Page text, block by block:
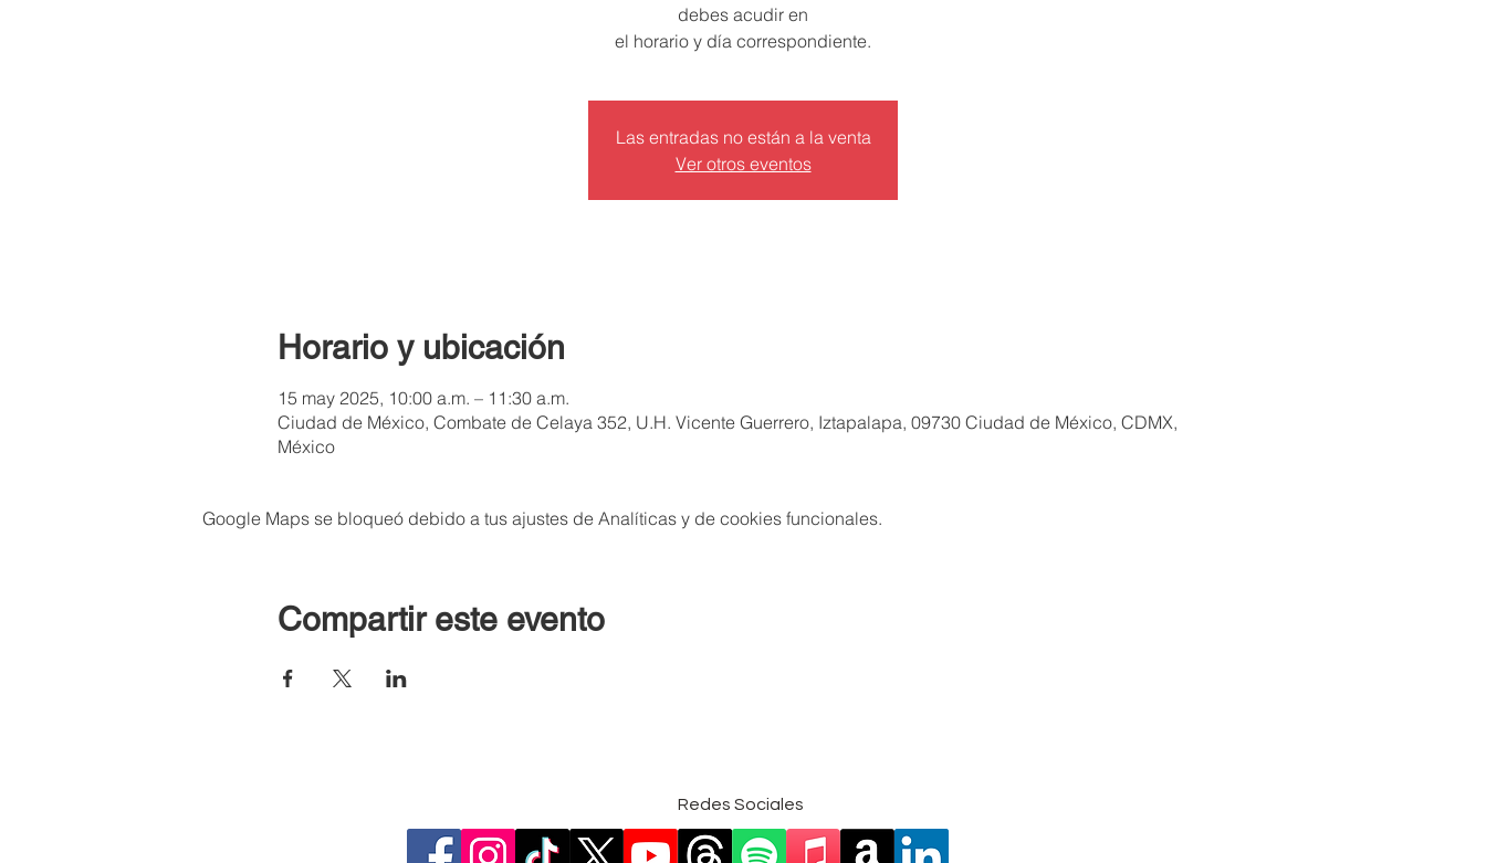
debes acudir en
el horario y día correspondiente.
Las entradas no están a la venta
Ver otros eventos
Horario y ubicación
15 may 2025, 10:00 a.m. – 11:30 a.m.
Ciudad de México, Combate de Celaya 352, U.H. Vicente Guerrero, Iztapalapa, 09730 Ciudad de México, CDMX,
México
Google Maps se bloqueó debido a tus ajustes de Analíticas y de cookies funcionales.
Compartir este evento
Redes Sociales